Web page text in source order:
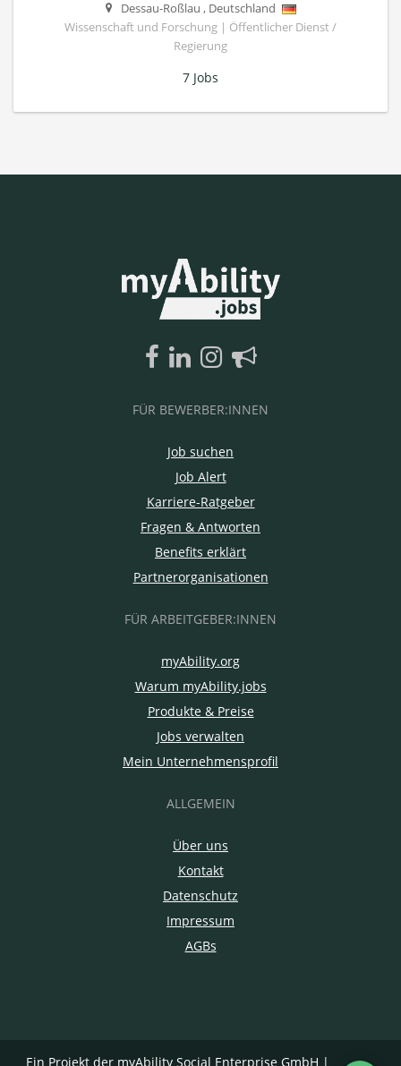
Dessau-Roßlau , Deutschland
Wissenschaft und Forschung | Öffentlicher Dienst /
Regierung
7 Jobs
FÜR BEWERBER:INNEN
Job suchen
Job Alert
Karriere-Ratgeber
Fragen & Antworten
Benefits erklärt
Partnerorganisationen
FÜR ARBEITGEBER:INNEN
myAbility.org
Warum myAbility.jobs
Produkte & Preise
Jobs verwalten
Mein Unternehmensprofil
ALLGEMEIN
Über uns
Kontakt
Datenschutz
Impressum
AGBs
Ein Projekt der myAbility Social Enterprise GmbH |